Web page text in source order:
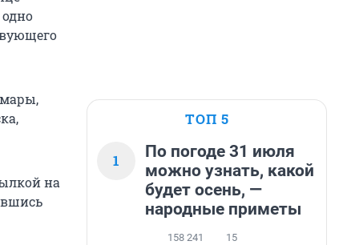
на
ТОП 5
1
По погоде 31 июля
можно узнать, какой
будет осень, —
народные приметы
158 241 15